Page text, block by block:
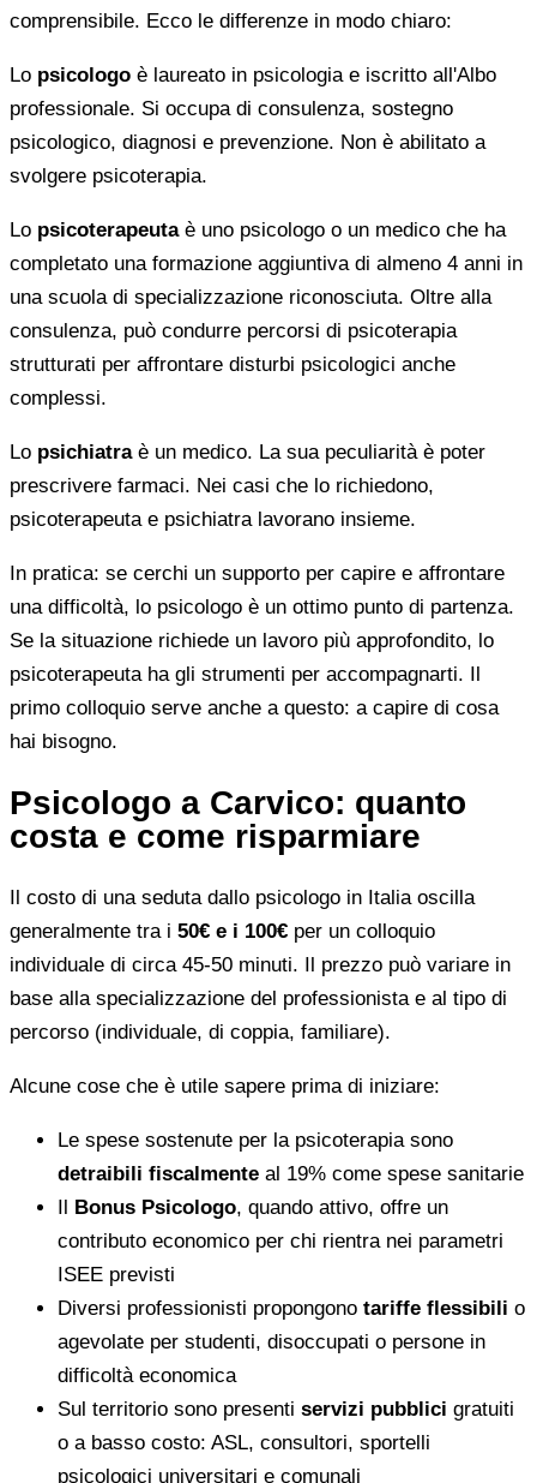
comprensibile. Ecco le differenze in modo chiaro:
Lo psicologo è laureato in psicologia e iscritto all'Albo
professionale. Si occupa di consulenza, sostegno
psicologico, diagnosi e prevenzione. Non è abilitato a
svolgere psicoterapia.
Lo psicoterapeutaè uno psicologo o un medico che ha
completato una formazione aggiuntiva di almeno 4 anni in
una scuola di specializzazione riconosciuta. Oltre alla
consulenza, può condurre percorsi di psicoterapia
strutturati per affrontare disturbi psicologici anche
complessi.
Lo psichiatraè un medico. La sua peculiarità è poter
prescrivere farmaci. Nei casi che lo richiedono,
psicoterapeuta e psichiatra lavorano insieme.
In pratica: se cerchi un supporto per capire e affrontare
una difficoltà, lo psicologo è un ottimo punto di partenza.
Se la situazione richiede un lavoro più approfondito, lo
psicoterapeuta ha gli strumenti per accompagnarti. Il
primo colloquio serve anche a questo: a capire di cosa
hai bisogno.
Psicologo a Carvico: quanto
costa e come risparmiare
Il costo di una seduta dallo psicologo in Italia oscilla
generalmente tra i 50€ e i 100€ per un colloquio
individuale di circa 45-50 minuti. Il prezzo può variare in
base alla specializzazione del professionista e al tipo di
percorso (individuale, di coppia, familiare).
Alcune cose che è utile sapere prima di iniziare:
Le spese sostenute per la psicoterapia sono
detraibili fiscalmente al 19% come spese sanitarie
Il Bonus Psicologo, quando attivo, offre un
contributo economico per chi rientra nei parametri
ISEE previsti
Diversi professionisti propongono tariffe flessibili o
agevolate per studenti, disoccupati o persone in
difficoltà economica
Sul territorio sono presenti servizi pubblici gratuiti
o a basso costo: ASL, consultori, sportelli
psicologici universitari e comunali